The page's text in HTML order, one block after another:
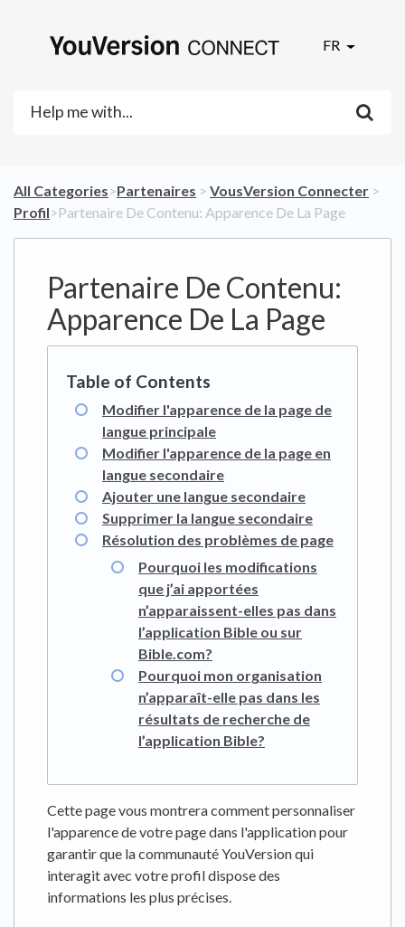
FR
All Categories​>​​Partenaires ​ > ​ ​VousVersion Connecter ​ > ​
Profil​>​ Partenaire De Contenu: Apparence De La Page
Partenaire De Contenu:
Apparence De La Page
Modifier l'apparence de la page de
langue principale
Modifier l'apparence de la page en
langue secondaire
Ajouter une langue secondaire
Supprimer la langue secondaire
Résolution des problèmes de page
Pourquoi les modifications
que j’ai apportées
n’apparaissent-elles pas dans
l’application Bible ou sur
Bible.com?
Pourquoi mon organisation
n’apparaît-elle pas dans les
résultats de recherche de
l’application Bible?
Cette page vous montrera comment personnaliser
l'apparence de votre page dans l'application pour
garantir que la communauté YouVersion qui
interagit avec votre profil dispose des
informations les plus précises.